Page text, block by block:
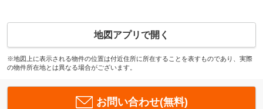
地図アプリで開く
※地図上に表示される物件の位置は付近住所に所在することを表すものであり、実際
の物件所在地とは異なる場合がございます。
お問い合わせ(無料)